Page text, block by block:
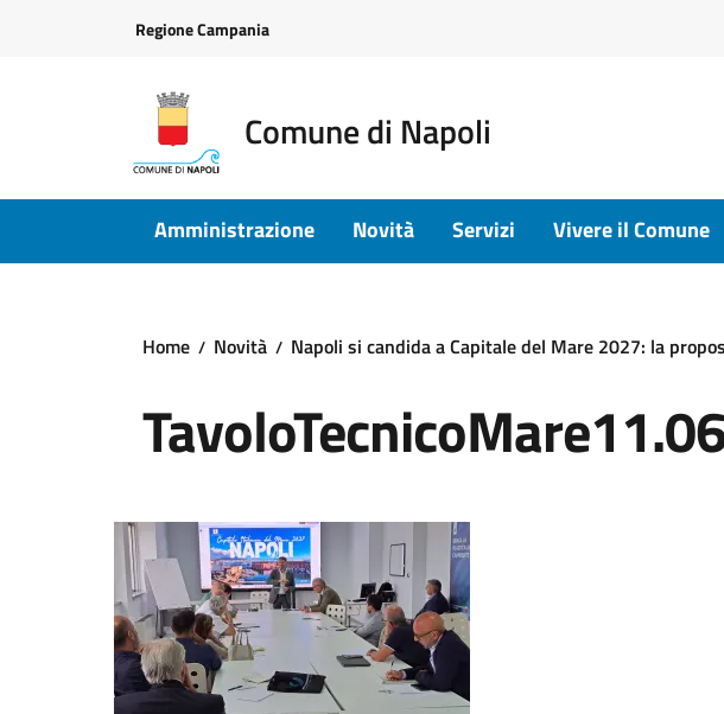
Regione Campania
Comune di Napoli
Amministrazione Novità Servizi Vivere il Comune
Home Novità Napoli si candida a Capitale del Mare 2027: la